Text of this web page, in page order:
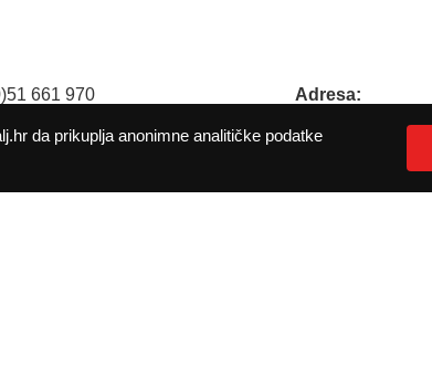
661 970
Adresa:
HR-51513 Omisalj
da prikuplja anonimne analitičke podatke